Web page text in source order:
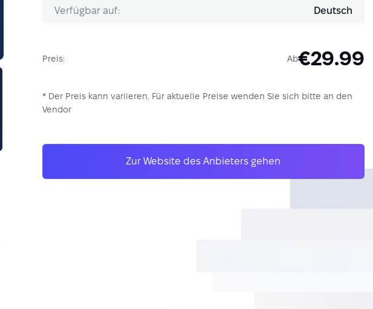
Verfügbar auf: Deutsch
Preis: Ab€29.99
* Der Preis kann variieren. Für aktuelle Preise wenden Sie sich bitte an den
Vendor
Zur Website des Anbieters gehen